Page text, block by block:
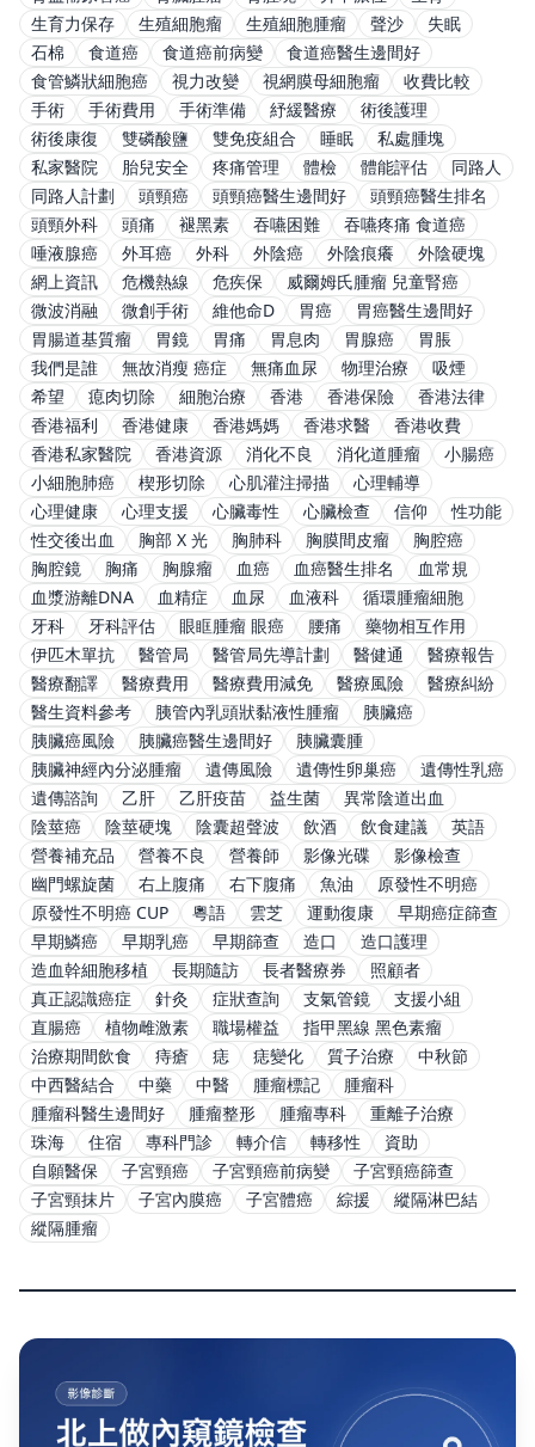
生育力保存
生殖細胞瘤 生殖細胞腫瘤 聲沙
失眠
石棉
食道癌 食道癌前病變
食道癌醫生邊間好
食管鱗狀細胞癌
視力改變 視網膜母細胞瘤
收費比較
手術
手術費用 手術準備 紓緩醫療
術後護理
術後康復
雙磷酸鹽 雙免疫組合 睡眠
私處腫塊
私家醫院
胎兒安全 疼痛管理 體檢 體能評估
同路人
同路人計劃
頭頸癌 頭頸癌醫生邊間好
頭頸癌醫生排名
頭頸外科
頭痛 褪黑素 吞嚥困難
吞嚥疼痛 食道癌
唾液腺癌
外耳癌 外科 外陰癌 外陰痕癢
外陰硬塊
網上資訊
危機熱線 危疾保
威爾姆氏腫瘤 兒童腎癌
微波消融
微創手術 維他命D 胃癌
胃癌醫生邊間好
胃腸道基質瘤
胃鏡 胃痛 胃息肉 胃腺癌
胃脹
我們是誰
無故消瘦 癌症 無痛血尿 物理治療
吸煙
希望
瘜肉切除 細胞治療 香港 香港保險
香港法律
香港福利
香港健康 香港媽媽 香港求醫
香港收費
香港私家醫院
香港資源 消化不良 消化道腫瘤
小腸癌
小細胞肺癌
楔形切除 心肌灌注掃描
心理輔導
心理健康
心理支援 心臟毒性 心臟檢查 信仰
性功能
性交後出血
胸部 X 光 胸肺科 胸膜間皮瘤
胸腔癌
胸腔鏡
胸痛 胸腺瘤 血癌 血癌醫生排名
血常規
血漿游離DNA
血精症 血尿 血液科
循環腫瘤細胞
牙科
牙科評估 眼眶腫瘤 眼癌 腰痛
藥物相互作用
伊匹木單抗
醫管局 醫管局先導計劃 醫健通
醫療報告
醫療翻譯
醫療費用 醫療費用減免 醫療風險
醫療糾紛
醫生資料參考
胰管內乳頭狀黏液性腫瘤
胰臟癌
胰臟癌風險
胰臟癌醫生邊間好
胰臟囊腫
胰臟神經內分泌腫瘤
遺傳風險 遺傳性卵巢癌
遺傳性乳癌
遺傳諮詢
乙肝 乙肝疫苗 益生菌
異常陰道出血
陰莖癌
陰莖硬塊 陰囊超聲波 飲酒 飲食建議
英語
營養補充品
營養不良 營養師 影像光碟
影像檢查
幽門螺旋菌
右上腹痛 右下腹痛 魚油
原發性不明癌
原發性不明癌 CUP
粵語 雲芝 運動復康
早期癌症篩查
早期鱗癌
早期乳癌 早期篩查 造口
造口護理
造血幹細胞移植
長期隨訪 長者醫療券
照顧者
真正認識癌症
針灸 症狀查詢 支氣管鏡
支援小組
直腸癌
植物雌激素 職場權益
指甲黑線 黑色素瘤
治療期間飲食
痔瘡 痣 痣變化 質子治療
中秋節
中西醫結合
中藥 中醫 腫瘤標記
腫瘤科
腫瘤科醫生邊間好
腫瘤整形 腫瘤專科
重離子治療
珠海
住宿 專科門診 轉介信 轉移性
資助
自願醫保
子宮頸癌 子宮頸癌前病變
子宮頸癌篩查
子宮頸抹片
子宮內膜癌 子宮體癌 綜援
縱隔淋巴結
縱隔腫瘤